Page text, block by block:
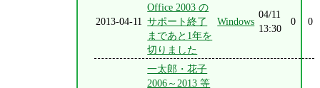
2013-04-11
Office 2003 の
サポート終了
まであと1年を
切りました
Windows
04/11
13:30
0 0
一太郎・花子
2006～2013 等